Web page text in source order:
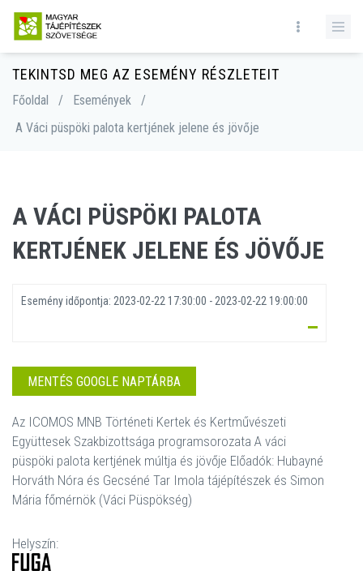
TEKINTSD MEG AZ ESEMÉNY RÉSZLETEIT
Főoldal / Események
/
A Váci püspöki palota kertjének jelene és jövője
A VÁCI PÜSPÖKI PALOTA
KERTJÉNEK JELENE ÉS JÖVŐJE
Esemény időpontja: 2023-02-22 17:30:00 - 2023-02-22 19:00:00
MENTÉS GOOGLE NAPTÁRBA
Az ICOMOS MNB Történeti Kertek és Kertművészeti
Együttesek Szakbizottsága programsorozata A váci
püspöki palota kertjének múltja és jövője Előadók: Hubayné
Horváth Nóra és Gecséné Tar Imola tájépítészek és Simon
Mária főmérnök (Váci Püspökség)
Helyszín: